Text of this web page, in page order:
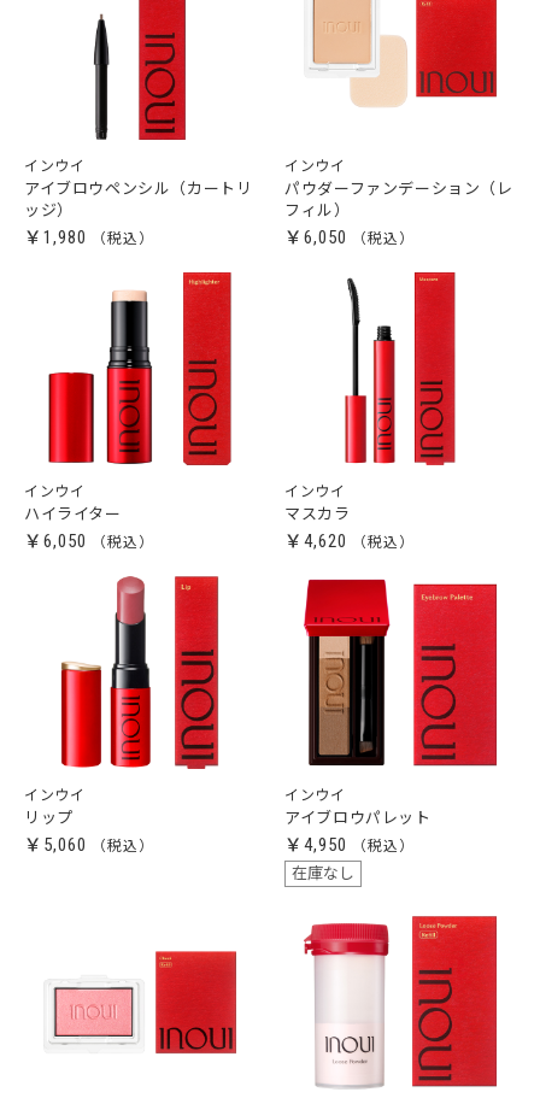
インウイ
アイブロウペンシル（カートリ
ッジ）
￥1,980
インウイ
パウダーファンデーション（レ
フィル）
￥6,050
インウイ
ハイライター
￥6,050
インウイ
マスカラ
￥4,620
インウイ
リップ
￥5,060
インウイ
アイブロウパレット
￥4,950
在庫なし